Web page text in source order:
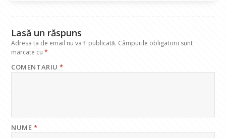
Lasă un răspuns
Adresa ta de email nu va fi publicată. Câmpurile obligatorii sunt
marcate cu*
COMENTARIU*
NUME*